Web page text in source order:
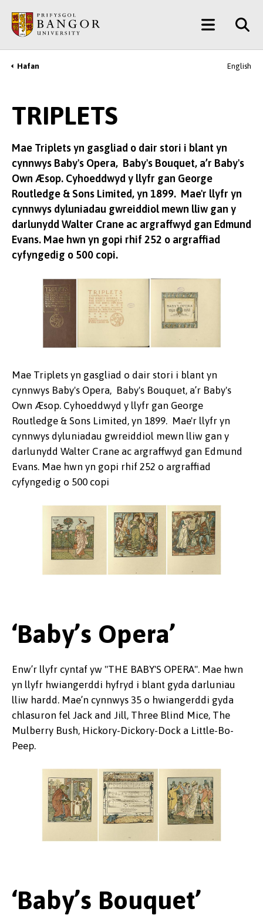
Prif
Gynnwys
Main
Menu
Breadcrumb
Hafan English
TRIPLETS
Mae Triplets yn gasgliad o dair stori i blant yn
cynnwys Baby's Opera, Baby's Bouquet, a’r Baby's
Own Æsop. Cyhoeddwyd y llyfr gan George
Routledge & Sons Limited, yn 1899. Mae'r llyfr yn
cynnwys dyluniadau gwreiddiol mewn lliw gan y
darlunydd Walter Crane ac argraffwyd gan Edmund
Evans. Mae hwn yn gopi rhif 252 o argraffiad
cyfyngedig o 500 copi.
Mae Triplets yn gasgliad o dair stori i blant yn
cynnwys Baby's Opera, Baby's Bouquet, a’r Baby's
Own Æsop. Cyhoeddwyd y llyfr gan George
Routledge & Sons Limited, yn 1899. Mae'r llyfr yn
cynnwys dyluniadau gwreiddiol mewn lliw gan y
darlunydd Walter Crane ac argraffwyd gan Edmund
Evans. Mae hwn yn gopi rhif 252 o argraffiad
cyfyngedig o 500 copi
‘Baby’s Opera’
Enw’r llyfr cyntaf yw "THE BABY'S OPERA". Mae hwn
yn llyfr hwiangerddi hyfryd i blant gyda darluniau
lliw hardd. Mae’n cynnwys 35 o hwiangerddi gyda
chlasuron fel Jack and Jill, Three Blind Mice, The
Mulberry Bush, Hickory-Dickory-Dock a Little-Bo-
Peep.
‘Baby’s Bouquet’